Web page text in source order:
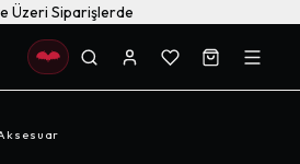
Üzeri Siparişlerde